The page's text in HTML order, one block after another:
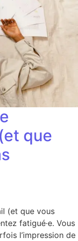
que
(et que vous
fatigué·e. Vous
l’impression de